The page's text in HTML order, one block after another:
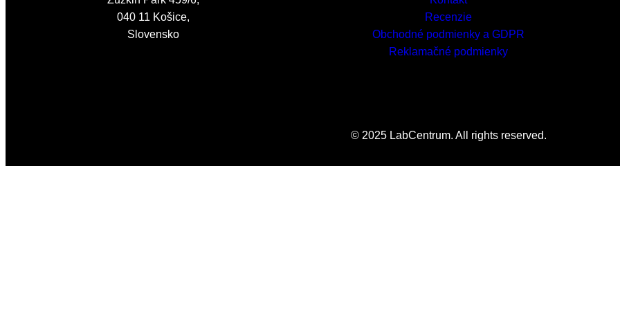
040 11 Košice,
Slovensko
Recenzie
Obchodné podmienky a GDPR
Reklamačné podmienky
© 2025 LabCentrum. All rights reserved.